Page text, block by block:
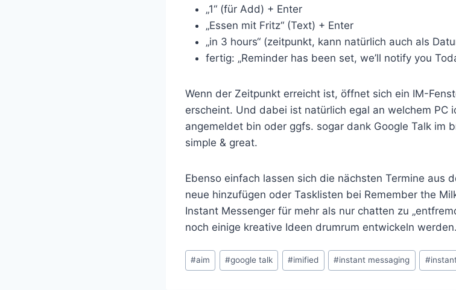
„1“ (für Add) + Enter
„Essen mit Fritz“ (Text) + Enter
„in 3 hours“ (zeitpunkt, kann natürlich auch als
fertig: „Reminder has been set, we’ll notify you
Wenn der Zeitpunkt erreicht ist, öffnet sich ein IM-
erscheint. Und dabei ist natürlich egal an welchem PC
angemeldet bin oder ggfs. sogar dank Google Talk im
simple & great.
Ebenso einfach lassen sich die nächsten Termine aus
neue hinzufügen oder Tasklisten bei Remember the
Instant Messenger für mehr als nur chatten zu
noch einige kreative Ideen drumrum entwickeln werden.
Schlagworte:
#aim #google talk #imified #instant messaging #